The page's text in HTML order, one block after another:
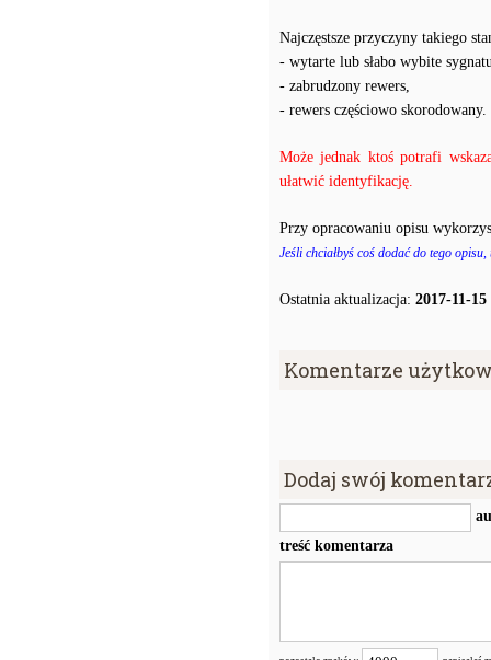
Najczęstsze przyczyny takiego
- wytarte lub słabo wybite
- zabrudzony rewers,
- rewers częściowo skorodowany.
Może jednak ktoś potrafi
ułatwić identyfikację.
Przy opracowaniu opisu
Jeśli chciałbyś coś dodać do tego
Ostatnia aktualizacja: 2017-11-15
Komentarze
Dodaj swój
treść komentarza